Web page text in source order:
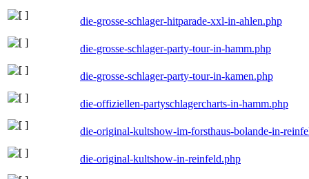
die-grosse-schlager-hitparade-xxl-in-ahlen.php
die-grosse-schlager-party-tour-in-hamm.php
die-grosse-schlager-party-tour-in-kamen.php
die-offiziellen-partyschlagercharts-in-hamm.php
die-original-kultshow-im-forsthaus-bolande-in-
die-original-kultshow-in-reinfeld.php